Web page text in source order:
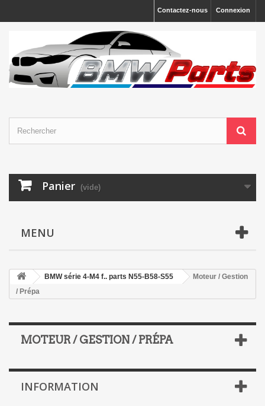
Connexion
Contactez-nous
Panier (vide)
MENU
BMW série 4-M4 f.. parts N55-B58-S55
Moteur / Gestion
/ Prépa
MOTEUR / GESTION / PRÉPA
INFORMATION